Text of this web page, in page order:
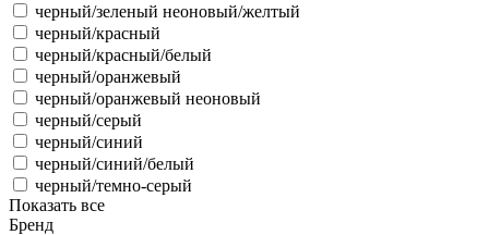
черный/зеленый неоновый/желтый
черный/красный
черный/красный/белый
черный/оранжевый
черный/оранжевый неоновый
черный/серый
черный/синий
черный/синий/белый
черный/темно-серый
Показать все
Бренд